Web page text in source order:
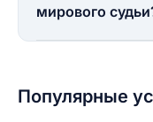
мирового
Популярные